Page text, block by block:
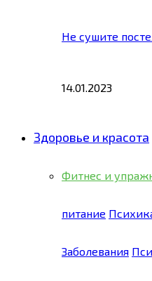
Не сушите
14.01.2023
Здоровье и красота
Фитнес и
питание
Заболевания